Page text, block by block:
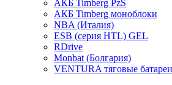
АКБ Timberg PzS
АКБ Timberg моноблоки
NBA (Италия)
ESB (серия HTL) GEL
RDrive
Monbat (Болгария)
VENTURA тяговые